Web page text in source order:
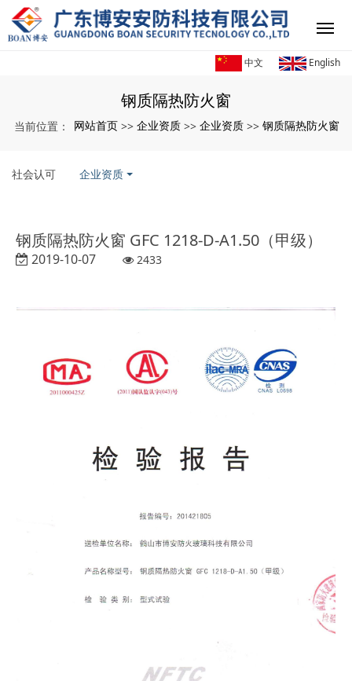
中文 English
钢质隔热防火窗
当前位置： 网站首页 >> 企业资质 >> 企业资质 >> 钢质隔热防火窗
社会认可 企业资质
钢质隔热防火窗 GFC 1218-D-A1.50（甲级）
2019-10-07 2433